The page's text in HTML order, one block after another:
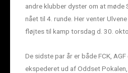
andre klubber dyster om at møde
nået til 4. runde. Her venter
fløjtes til kamp torsdag d. 30.
De sidste par år er både FCK,
ekspederet ud af Oddset